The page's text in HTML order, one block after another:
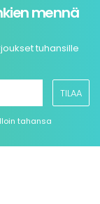
mennä
tuhansille
TILAA
tahansa